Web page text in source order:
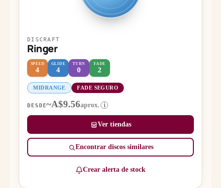
DISCRAFT
Ringer
SPEED
4
GLIDE
4
TURN
0
FADE
2
MIDRANGE FADE SEGURO
DESDE~A$9.56aprox. i
Ver tiendas
Encontrar discos similares
Crear alerta de stock